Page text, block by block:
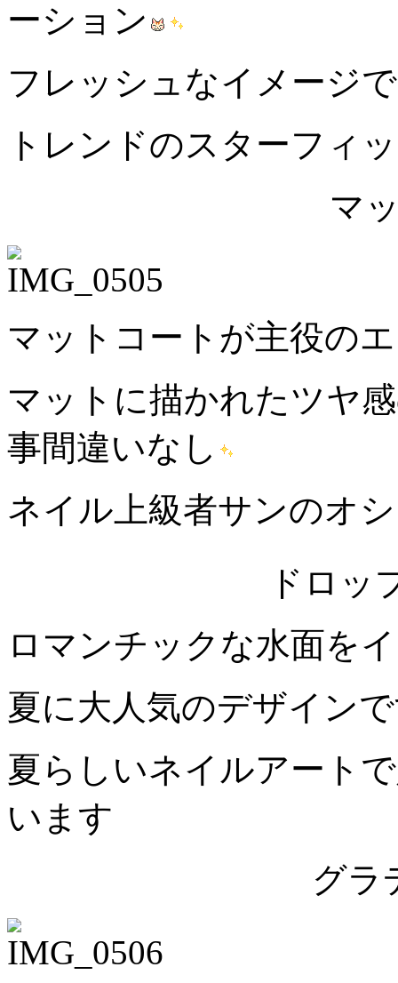
ーション
フレッシュなイメージ
トレンドのスターフィ
マ
マットコートが主役の
マットに描かれたツヤ
事間違いなし
ネイル上級者サンのオ
ドロッ
ロマンチックな水面を
夏に大人気のデザイン
夏らしいネイルアート
います
グラ